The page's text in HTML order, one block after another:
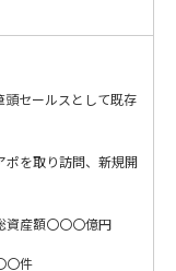
セールスとして既存
ポを取り訪問、新規開
資産額〇〇〇億円
〇件